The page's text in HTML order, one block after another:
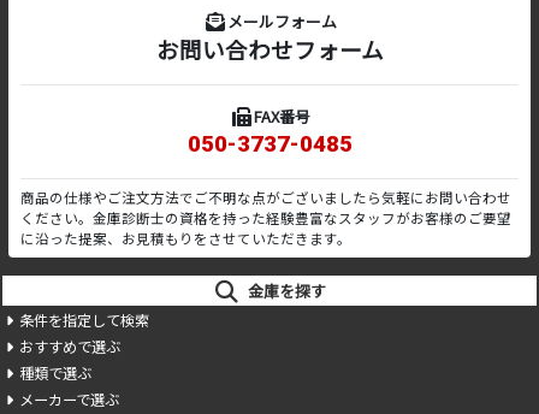
メールフォーム
お問い合わせフォーム
FAX番号
050-3737-0485
商品の仕様やご注文方法でご不明な点がございましたら気軽にお問い合わせ
ください。金庫診断士の資格を持った経験豊富なスタッフがお客様のご要望
に沿った提案、お見積もりをさせていただきます。
金庫を探す
条件を指定して検索
おすすめで選ぶ
種類で選ぶ
メーカーで選ぶ